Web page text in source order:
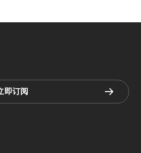
即订阅